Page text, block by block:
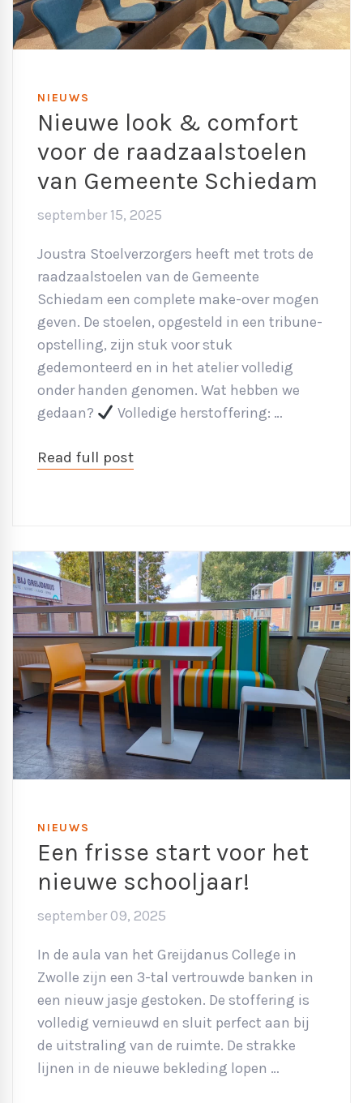
NIEUWS
Nieuwe look & comfort
voor de raadzaalstoelen
van Gemeente Schiedam
september 15, 2025
Joustra Stoelverzorgers heeft met trots de
raadzaalstoelen van de Gemeente
Schiedam een complete make-over mogen
geven. De stoelen, opgesteld in een tribune-
opstelling, zijn stuk voor stuk
gedemonteerd en in het atelier volledig
onder handen genomen. Wat hebben we
gedaan?
Volledige herstoffering: …
Read full post
NIEUWS
Een frisse start voor het
nieuwe schooljaar!
september 09, 2025
In de aula van het Greijdanus College in
Zwolle zijn een 3-tal vertrouwde banken in
een nieuw jasje gestoken. De stoffering is
volledig vernieuwd en sluit perfect aan bij
de uitstraling van de ruimte. De strakke
lijnen in de nieuwe bekleding lopen …